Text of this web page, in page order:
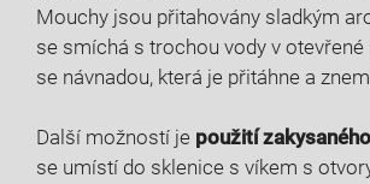
Mouchy jsou přitahovány sladkým
se smíchá s trochou vody v otevřené
se návnadou, která je přitáhne a
Další možností je použití
se umístí do sklenice s víkem s